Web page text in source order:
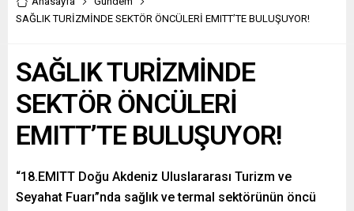
SAĞLIK TURİZMİNDE SEKTÖR ÖNCÜLERİ EMITT’TE BULUŞUYOR!
SAĞLIK TURİZMİNDE
SEKTÖR ÖNCÜLERİ
EMITT’TE BULUŞUYOR!
“18.EMITT Doğu Akdeniz Uluslararası Turizm ve
Seyahat Fuarı”nda sağlık ve termal sektörünün öncü